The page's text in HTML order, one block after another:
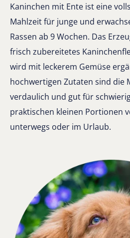
Kaninchen mit Ente ist eine
Mahlzeit für junge und
Rassen ab 9 Wochen. Das
frisch zubereitetes
wird mit leckerem Gemüse
hochwertigen Zutaten sind die
verdaulich und gut für
praktischen kleinen Portionen
unterwegs oder im Urlaub.